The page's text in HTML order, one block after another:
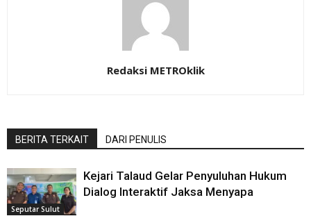
Redaksi METROklik
BERITA TERKAIT DARI PENULIS
Seputar Sulut
Kejari Talaud Gelar Penyuluhan Hukum
Dialog Interaktif Jaksa Menyapa